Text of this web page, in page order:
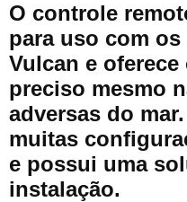
O controle
para uso com os
Vulcan e
preciso mesmo
adversas do
muitas
e possui uma
instalação.